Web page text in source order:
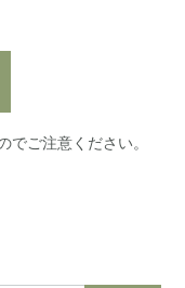
でご注意ください。